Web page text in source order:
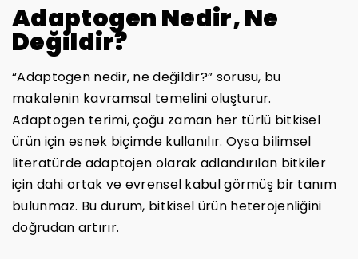
Adaptogen Nedir, Ne
Değildir?
“Adaptogen nedir, ne değildir?” sorusu, bu
makalenin kavramsal temelini oluşturur.
Adaptogen terimi, çoğu zaman her türlü bitkisel
ürün için esnek biçimde kullanılır. Oysa bilimsel
literatürde adaptojen olarak adlandırılan bitkiler
için dahi ortak ve evrensel kabul görmüş bir tanım
bulunmaz. Bu durum, bitkisel ürün heterojenliğini
doğrudan artırır.